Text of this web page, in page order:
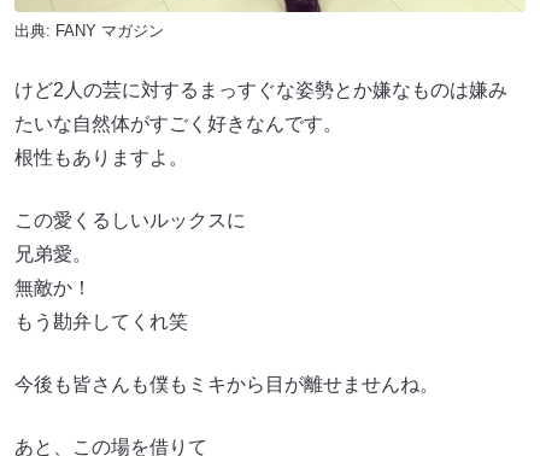
出典: FANY マガジン
けど2人の芸に対するまっすぐな姿勢とか嫌なものは嫌み
たいな自然体がすごく好きなんです。
根性もありますよ。
この愛くるしいルックスに
兄弟愛。
無敵か！
もう勘弁してくれ笑
今後も皆さんも僕もミキから目が離せませんね。
あと、この場を借りて